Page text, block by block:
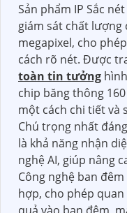
Sản phẩm IP Sắc nét
giám sát chất lượng
megapixel, cho
cách rõ nét. Được
toàn tin tưởng
chip băng thông
một cách chi tiết và
Chú trọng nhất
là khả năng nhận
nghệ AI, giúp nâng
Công nghệ ban
hợp, cho phép
quả vào ban đêm,